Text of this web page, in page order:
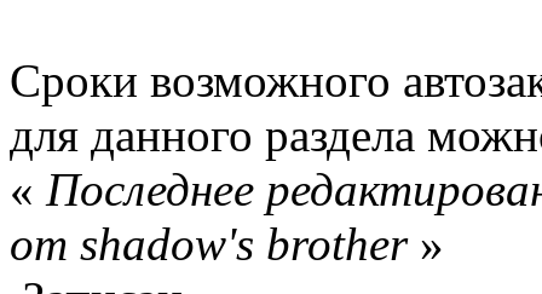
Сроки возможного
для данного раздела
« Последнее
от shadow's brother»